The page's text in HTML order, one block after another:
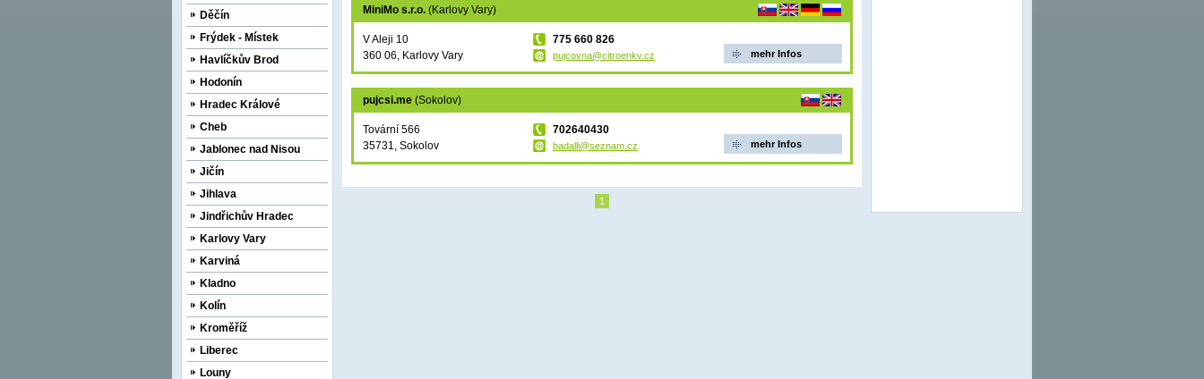
Děčín
Frýdek - Místek
Havlíčkův Brod
Hodonín
Hradec Králové
Cheb
Jablonec nad Nisou
Jičín
Jihlava
Jindřichův Hradec
Karlovy Vary
Karviná
Kladno
Kolín
Kroměříž
Liberec
Louny
MiniMo s.r.o. (Karlovy Vary)
V Aleji 10
360 06, Karlovy Vary
775 660 826
pujcovna@citroenkv.cz mehr Infos
pujcsi.me (Sokolov)
Tovární 566
35731, Sokolov
702640430
badalli@seznam.cz mehr Infos
1